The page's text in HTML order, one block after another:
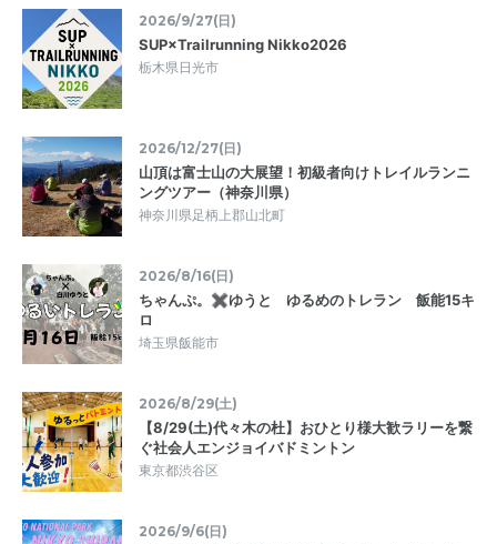
2026/9/27(日)
SUP×Trailrunning Nikko2026
栃木県日光市
2026/12/27(日)
山頂は富士山の大展望！初級者向けトレイルランニ
ングツアー（神奈川県）
神奈川県足柄上郡山北町
2026/8/16(日)
ちゃんぷ。✖ゆうと ゆるめのトレラン 飯能15キ
ロ
埼玉県飯能市
2026/8/29(土)
【8/29(土)代々木の杜】おひとり様大歓ラリーを繋
ぐ社会人エンジョイバドミントン
東京都渋谷区
2026/9/6(日)